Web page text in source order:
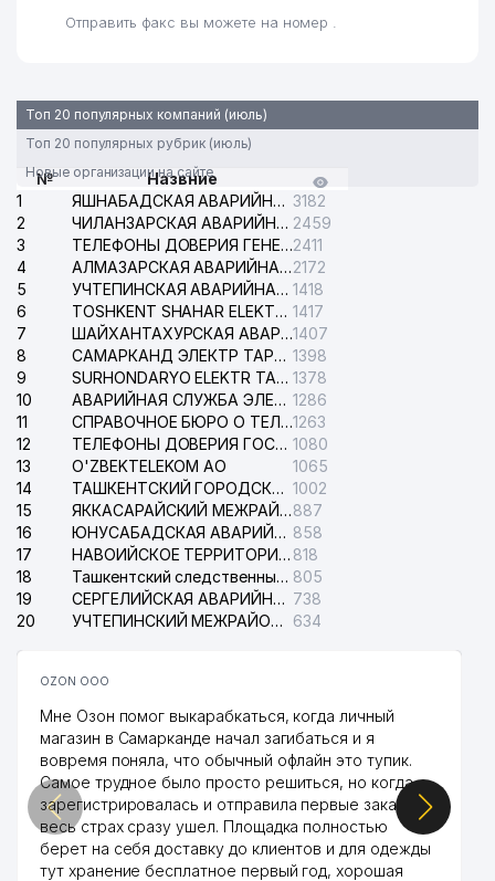
Отправить факс вы можете на номер .
Топ 20 популярных компаний (июль)
Топ 20 популярных рубрик (июль)
Новые организации на сайте
№
Назвние
1
ЯШНАБАДСКАЯ АВАРИЙНАЯ СЛУЖБА ЭЛЕКТРОСЕТИ 3182
2
ЧИЛАНЗАРСКАЯ АВАРИЙНАЯ СЛУЖБА ЭЛЕКТРОСЕТИ 2459
3
ТЕЛЕФОНЫ ДОВЕРИЯ ГЕНЕРАЛЬНОЙ ПРОКУРАТУРЫ РЕСПУБЛИКИ УЗБЕКИСТАН2411
4
АЛМАЗАРСКАЯ АВАРИЙНАЯ СЛУЖБА ЭЛЕКТРОСЕТИ2172
5
УЧТЕПИНСКАЯ АВАРИЙНАЯ СЛУЖБА ЭЛЕКТРОСЕТИ 1418
6
TOSHKENT SHAHAR ELEKTR TARMOQLARI KORXONASI АО 1417
7
ШАЙХАНТАХУРСКАЯ АВАРИЙНАЯ СЛУЖБА ЭЛЕКТРОСЕТИ1407
8
САМАРКАНД ЭЛЕКТР ТАРМОКЛАРИ АО 1398
9
SURHONDARYO ELEKTR TARMOKLARI АО 1378
10
АВАРИЙНАЯ СЛУЖБА ЭЛЕКТРОСЕТИ ТАШКЕНТСКОГО РАЙОНА 1286
11
СПРАВОЧНОЕ БЮРО О ТЕЛЕФОНАХ ОРГАНИЗАЦИЙ г. ТАШКЕНТА1263
12
ТЕЛЕФОНЫ ДОВЕРИЯ ГОСУДАРСТВЕННОГО ЦЕНТРА ТЕСТИРОВАНИЯ 1080
13
O'ZBEKTELEKOM АО
1065
14
ТАШКЕНТСКИЙ ГОРОДСКОЙ СУД ПО ГРАЖДАНСКИМ ДЕЛАМ 1002
15
ЯККАСАРАЙСКИЙ МЕЖРАЙОННЫЙ СУД ПО ГРАЖДАНСКИМ ДЕЛАМ887
16
ЮНУСАБАДСКАЯ АВАРИЙНАЯ СЛУЖБА ЭЛЕКТРОСЕТИ 858
17
НАВОИЙСКОЕ ТЕРРИТОРИАЛЬНОЕ ПРЕДПРИЯТИЕ ЭЛЕКТРОСЕТИ АО 818
18
Ташкентский следственный изолятор 805
19
СЕРГЕЛИЙСКАЯ АВАРИЙНАЯ СЛУЖБА ЭЛЕКТРОСЕТИ 738
20
УЧТЕПИНСКИЙ МЕЖРАЙОННЫЙ СУД ПО ГРАЖДАНСКИМ ДЕЛАМ 634
OZON ООО
Мне Озон помог выкарабкаться, когда личный
магазин в Самарканде начал загибаться и я
вовремя поняла, что обычный офлайн это тупик.
Самое трудное было просто решиться, но когда
зарегистрировалась и отправила первые заказы,
весь страх сразу ушел. Площадка полностью
берет на себя доставку до клиентов и для одежды
тут хранение бесплатное первый год, хорошая